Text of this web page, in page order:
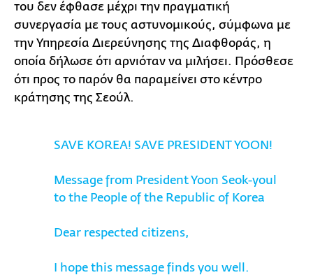
του δεν έφθασε μέχρι την πραγματική
συνεργασία με τους αστυνομικούς, σύμφωνα με
την Υπηρεσία Διερεύνησης της Διαφθοράς, η
οποία δήλωσε ότι αρνιόταν να μιλήσει. Πρόσθεσε
ότι προς το παρόν θα παραμείνει στο κέντρο
κράτησης της Σεούλ.
SAVE KOREA! SAVE PRESIDENT YOON!
Message from President Yoon Seok-youl
to the People of the Republic of Korea
Dear respected citizens,
I hope this message finds you well.